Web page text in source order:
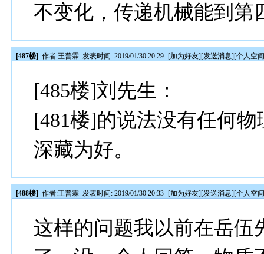
不变化，传递机械能到第
[487楼] 作者:王普霖 发表时间: 2019/01/30 20:29 [加为好友][发送消息][个人空
[485楼]刘先生：
[481楼]的说法没有任何
深藏为好。
[488楼] 作者:王普霖 发表时间: 2019/01/30 20:33 [加为好友][发送消息][个人空
这样的问题我以前在岳伍